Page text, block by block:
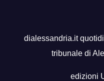
dialessandria.it
tribunale di
edizioni